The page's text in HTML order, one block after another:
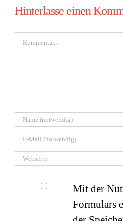
Hinterlasse einen
Kommentar
Mit der
Formulars